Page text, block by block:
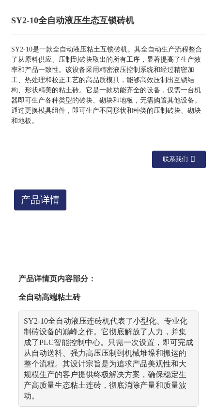
SY2-10全自动液压生态互锁砖机
SY2-10是一款全自动液压粘土互锁砖机。其全自动生产流程整合
了从原料供应、压制到砖块取出的所有工序，显著提高了生产效
率和产品一致性。该设备采用精密液压控制系统和经过精密加
工、热处理和校正工艺的高品质模具，能够高效压制出互锁结
构、形状精美的粘土砖。它是一款功能齐全的设备，仅需一台机
器即可生产各种类型的砖块、砌块和地板，无需购置其他设备。
通过更换模具组件，即可生产不同形状和种类的压制砖块、砌块
和地板。
联系我们
产品详情
产品详情页内容部分：
全自动高端粘土砖
SY2-10全自动液压连砖机代表了小型化、专业化
制砖设备的巅峰之作。它彻底解放了人力，并集
成了PLC智能控制中心。只需一次设置，即可完成
从自动送料、强力高压压制到机械堆垛和搬运的
整个流程。其设计宗旨是为追求产品美观性和大
规模生产的客户提供终极解决方案，确保稳定生
产高质量生态粘土连砖，彻底消除产量和质量波
动。